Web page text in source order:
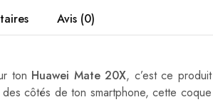
Avis (0)
ton Huawei Mate 20X, c’est ce produit
côtés de ton smartphone, cette coque